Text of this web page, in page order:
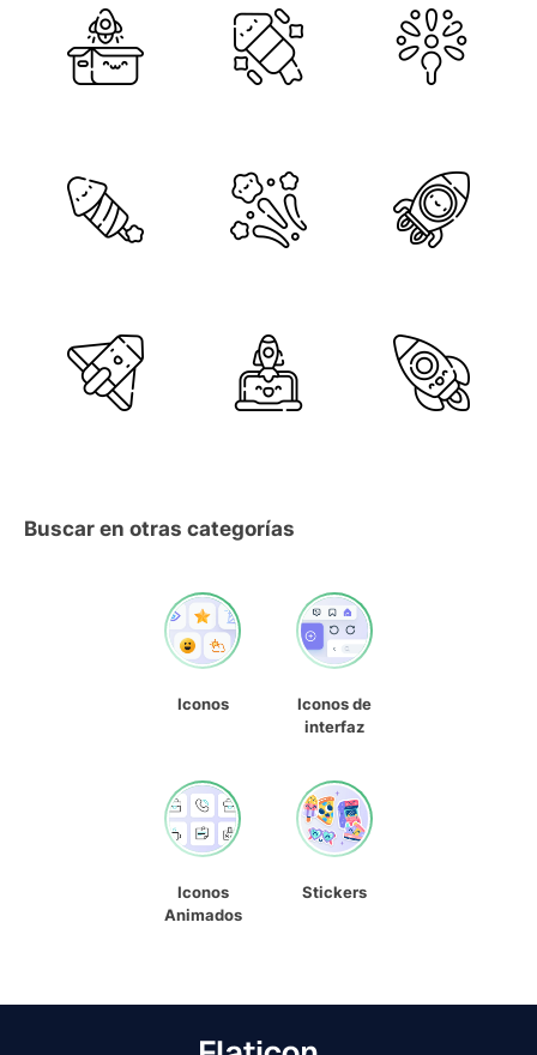
Buscar en otras categorías
Iconos
Iconos de
interfaz
Iconos
Animados
Stickers